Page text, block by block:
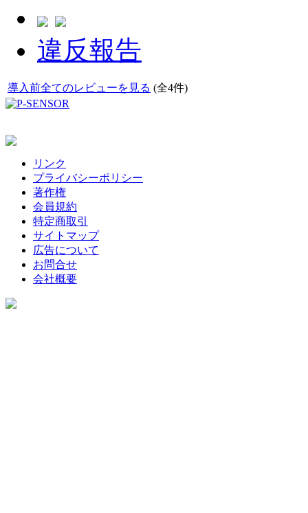
違反報告
導入前全てのレビューを見る (全4件)
リンク
プライバシーポリシー
著作権
会員規約
特定商取引
サイトマップ
広告について
お問合せ
会社概要